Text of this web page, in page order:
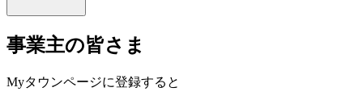
事業主の皆さま
Myタウンページに登録すると